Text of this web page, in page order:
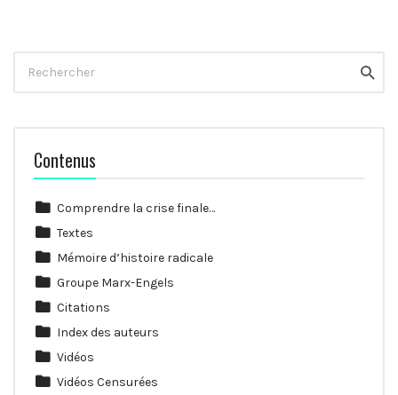
Contenus
Comprendre la crise finale…
Textes
Mémoire d’histoire radicale
Groupe Marx-Engels
Citations
Index des auteurs
Vidéos
Vidéos Censurées